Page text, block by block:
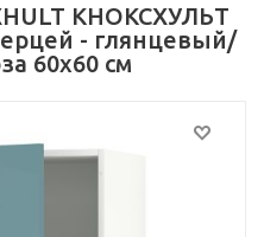
КНОКСХУЛЬТ
- глянцевый/
60x60 см